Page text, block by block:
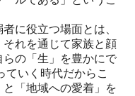
に役立つ場面とは、
れを通じて家族と顔
の「生」を豊かにで
ていく時代だからこ
「地域への愛着」を